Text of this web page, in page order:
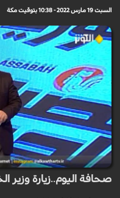
السبت 19 مارس 2022 - 10:38 بتوقيت مكة
صحافة اليوم..زيارة وزير